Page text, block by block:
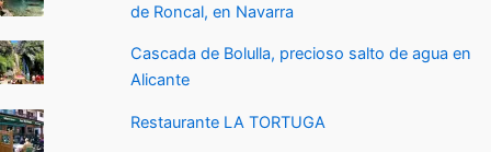
de Roncal, en Navarra
Cascada de Bolulla, precioso salto de agua en
Alicante
Restaurante LA TORTUGA